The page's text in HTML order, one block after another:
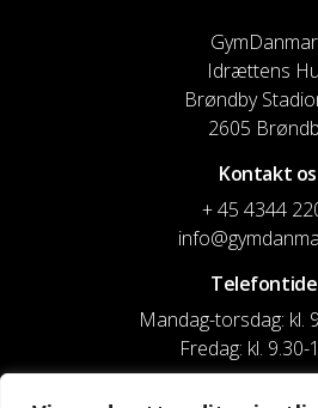
Idrættens
Brøndby
2605
Kontakt os
+ 45 4344
Mandag-torsdag: kl.
Fredag: kl. 9.30-